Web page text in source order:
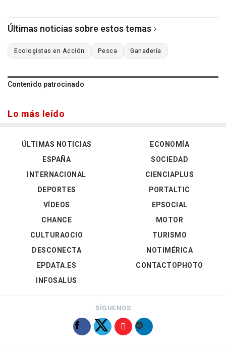
Últimas noticias sobre estos temas
Ecologistas en Acción Pesca Ganadería
Contenido patrocinado
Lo más leído
ÚLTIMAS NOTICIAS
ESPAÑA
INTERNACIONAL
DEPORTES
VÍDEOS
ECONOMÍA
SOCIEDAD
CIENCIAPLUS
PORTALTIC
EPSOCIAL
CHANCE
CULTURAOCIO
DESCONECTA
EPDATA.ES
INFOSALUS
MOTOR
TURISMO
NOTIMÉRICA
CONTACTOPHOTO
SÍGUENOS